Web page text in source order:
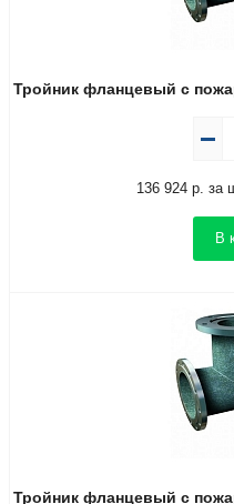
Тройник фланцевый с
136 924 р. за
В
Тройник фланцевый с